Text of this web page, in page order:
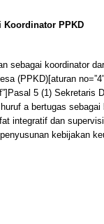
Koordinator PPKD
sebagai koordinator
(PPKD)[aturan
5 (1) Sekretaris
a bertugas sebagai
integratif dan
kebijakan